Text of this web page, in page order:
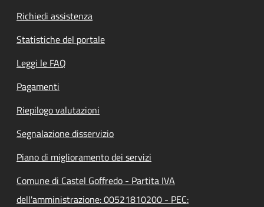
Richiedi assistenza
Statistiche del portale
Leggi le FAQ
Pagamenti
Riepilogo valutazioni
Segnalazione disservizio
Piano di miglioramento dei servizi
Comune di Castel Goffredo - Partita IVA
dell'amministrazione: 00521810200 - PEC: